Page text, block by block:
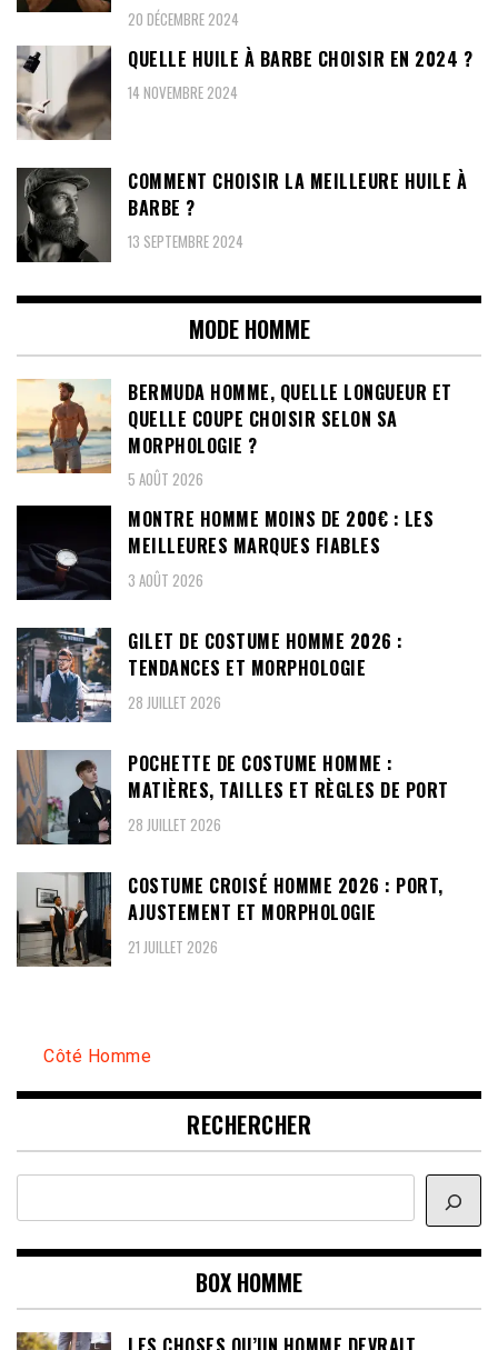
20 DÉCEMBRE 2024
QUELLE HUILE À BARBE CHOISIR EN 2024 ?
14 NOVEMBRE 2024
COMMENT CHOISIR LA MEILLEURE HUILE À
BARBE ?
13 SEPTEMBRE 2024
MODE HOMME
BERMUDA HOMME, QUELLE LONGUEUR ET
QUELLE COUPE CHOISIR SELON SA
MORPHOLOGIE ?
5 AOÛT 2026
MONTRE HOMME MOINS DE 200€ : LES
MEILLEURES MARQUES FIABLES
3 AOÛT 2026
GILET DE COSTUME HOMME 2026 :
TENDANCES ET MORPHOLOGIE
28 JUILLET 2026
POCHETTE DE COSTUME HOMME :
MATIÈRES, TAILLES ET RÈGLES DE PORT
28 JUILLET 2026
COSTUME CROISÉ HOMME 2026 : PORT,
AJUSTEMENT ET MORPHOLOGIE
21 JUILLET 2026
Côté Homme
RECHERCHER
BOX HOMME